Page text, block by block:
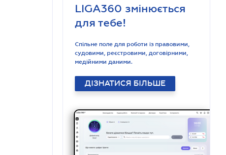
LIGA360 змінюється
для тебе!
Спільне поле для роботи із правовими,
судовими, реєстровими, договірними,
медійними даними.
ДІЗНАТИСЯ БІЛЬШЕ